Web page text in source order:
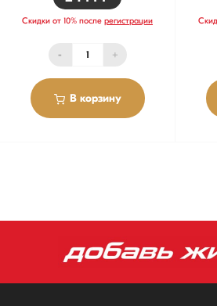
Скидки от 10% после регистрации
- +
В корзину